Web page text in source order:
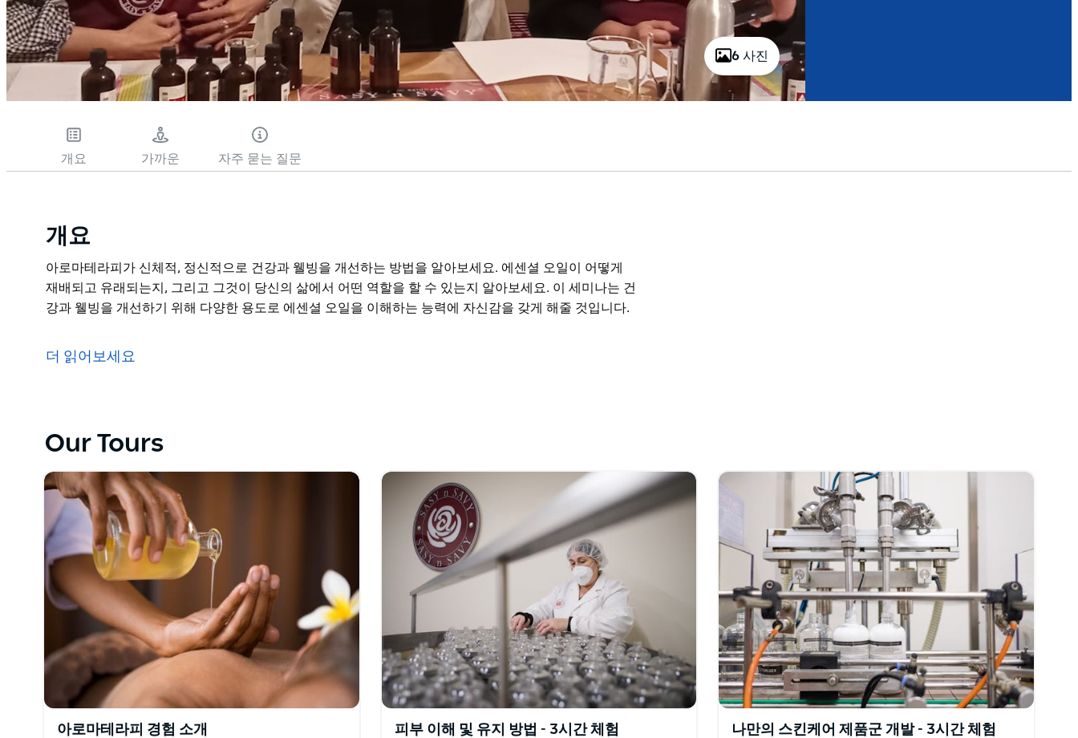
6 사진
개요 가까운 자주 묻는 질문
개요
아로마테라피가 신체적, 정신적으로 건강과 웰빙을 개선하는 방법을 알아보세요. 에센셜 오일이 어떻게
재배되고 유래되는지, 그리고 그것이 당신의 삶에서 어떤 역할을 할 수 있는지 알아보세요. 이 세미나는 건
강과 웰빙을 개선하기 위해 다양한 용도로 에센셜 오일을 이해하는 능력에 자신감을 갖게 해줄 것입니다.
재배되고 유래되는지, 그리고 그것이 당신의 삶에서 어떤 역할을 할 수 있는지 알아보세요.
더 읽어보세요
Our Tours
아로마테라피 경험 소개 피부 이해 및 유지 방법 - 3시간 체험 나만의 스킨케어 제품군 개발 - 3시간 체험